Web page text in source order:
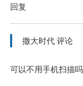
回复
撒大时代评论
可以不用手机扫描